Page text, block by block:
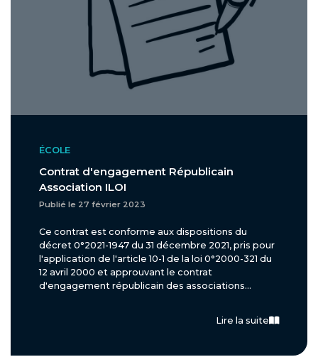
ÉCOLE
Contrat d'engagement Républicain
Association ILOI
Publié le 27 février 2023
Ce contrat est conforme aux dispositions du
décret 0°2021-1947 du 31 décembre 2021, pris pour
l'application de l'article 10-1 de la loi 0°2000-321 du
12 avril 2000 et approuvant le contrat
d'engagement républicain des associations...
Lire la suite